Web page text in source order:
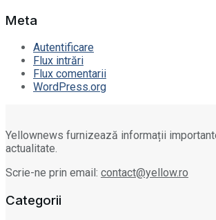
Meta
Autentificare
Flux intrări
Flux comentarii
WordPress.org
Yellownews furnizează informații
actualitate.
Scrie-ne prin email: contact@yellow.ro
Categorii